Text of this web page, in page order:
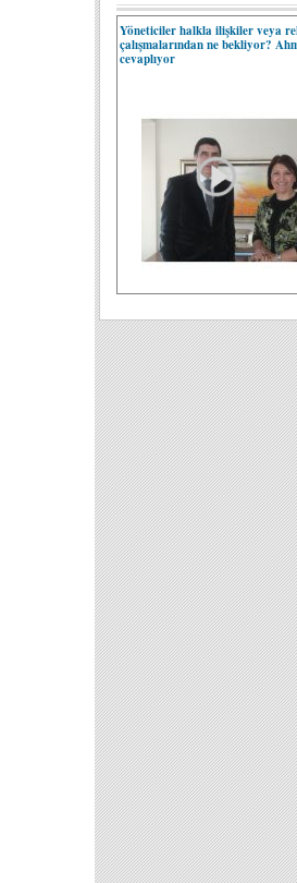
Yöneticiler halkla ilişkiler veya
çalışmalarından ne bekliyor?
cevaplıyor